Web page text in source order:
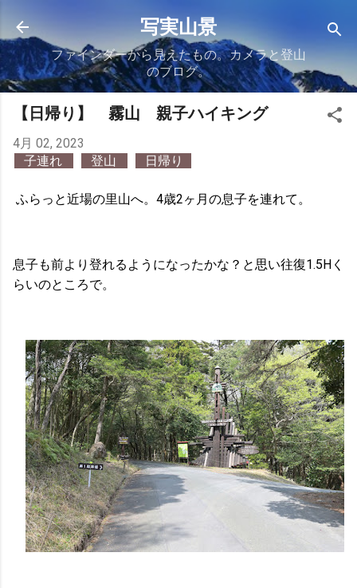
スキップしてメイン コンテンツに移動
写実山景
ファインダーから見えたもの。カメラと登山
のブログ。
【日帰り】 霧山 親子ハイキング
4月 02, 2023
子連れ
登山 日帰り
ふらっと近場の里山へ。4歳2ヶ月の息子を連れて。
息子も前より登れるようになったかな？と思い往復1.5Hく
らいのところで。